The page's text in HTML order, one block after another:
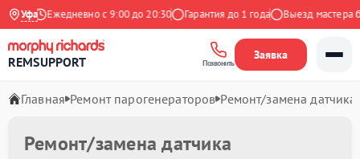
УфаЕжедневно с 9:00 до 20:30 Гарантия до 1 года Выезд мастера
REMSUPPORT Позвонить
Заявка
Главная Ремонт парогенераторов Ремонт/замена
Ремонт/замена датчика